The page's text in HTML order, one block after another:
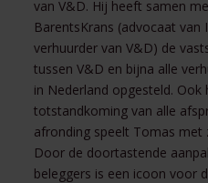
van V&D. Hij heeft samen
BarentsKrans (advocaat van
verhuurder van V&D) de
tussen V&D en bijna alle
in Nederland opgesteld. Ook
totstandkoming van alle
afronding speelt Tomas met
Door de doortastende
beleggers is een icoon voor